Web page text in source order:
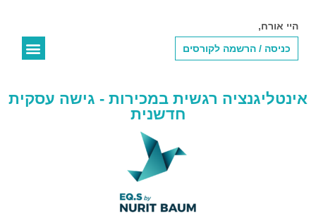
היי אורח,
כניסה / הרשמה לקורסים
אינטליגנציה רגשית במכירות - גישה עסקית
חדשנית